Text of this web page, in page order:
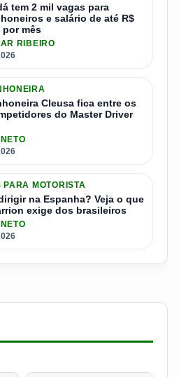
tem 2 mil vagas para
e salário de até R$
por mês
RIBEIRO
Cleusa fica entre os
do Master Driver
PARA MOTORISTA
na Espanha? Veja o que
exige dos brasileiros